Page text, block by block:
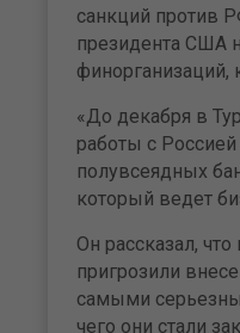
санкций против
президента США
финорганизаций,
«До декабря в
работы с
полувсеядных
который ведет
Он рассказал,
пригрозили
самыми
чего они стали